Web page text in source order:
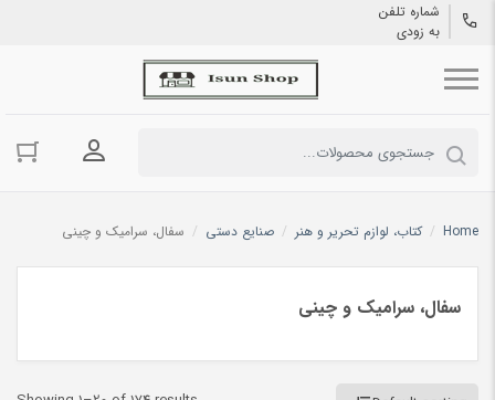
شماره تلفن
به زودی
ورود به
Home
/ کتاب، لوازم تحریر و هنر / صنایع دستی / سفال، سرامیک و چینی
سفال، سرامیک و چینی